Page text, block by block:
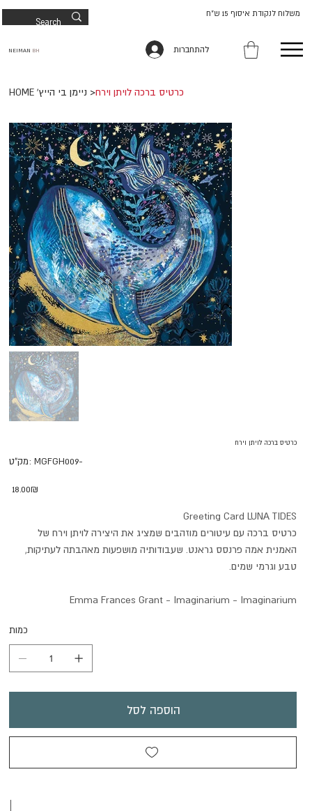
להתחברות NEIMAN BH
משלוח לנקודת איסוף 15 ש"ח
HOME 'ניימן בי הייץ >כרטיס ברכה לויתן וירח
כרטיס ברכה לויתן וירח
מק"ט: MGFGH009-
MGFGH009-
‏18.00 ‏₪
Greeting Card LUNA TIDES
כרטיס ברכה עם עיטורים מוזהבים שמציג את היצירה לויתן וירח של
האמנית אמה פרנסס גראנט. שעבודותיה מושפעות מאהבתה לעתיקות,
טבע וגרמי שמים.
Emma Frances Grant - Imaginarium - Imaginarium
כמות
הוספה לסל
|